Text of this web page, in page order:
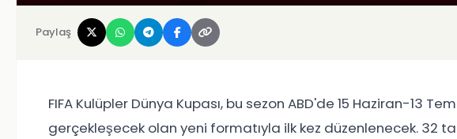
Paylaş
FIFA Kulüpler Dünya Kupası, bu sezon ABD'de 15 Haziran-13
gerçekleşecek olan yeni formatıyla ilk kez düzenlenecek. 32